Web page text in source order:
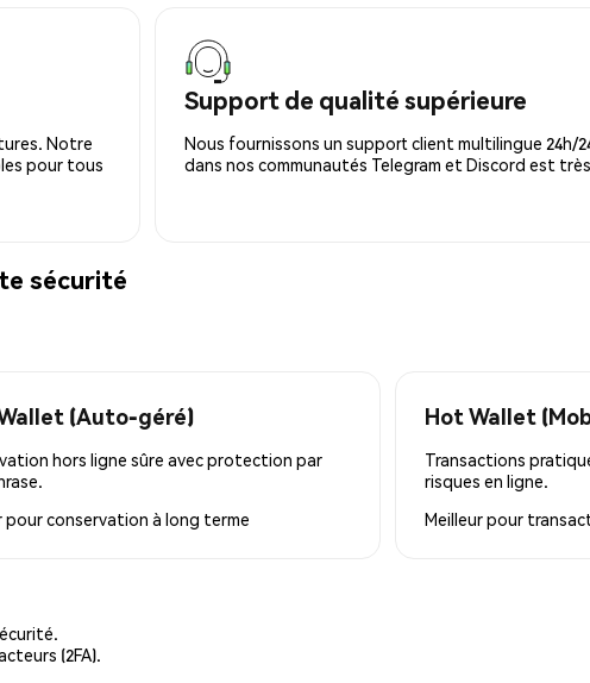
Notre
pour tous
Support de qualité supérieure
Nous fournissons un support client multilingue 24h/
dans nos communautés Telegram et Discord est
sécurité
(Auto-géré)
hors ligne sûre avec protection par
pourconservation à long terme
Hot Wallet
Transactions
risques en ligne.
Meilleur pour
(2FA).